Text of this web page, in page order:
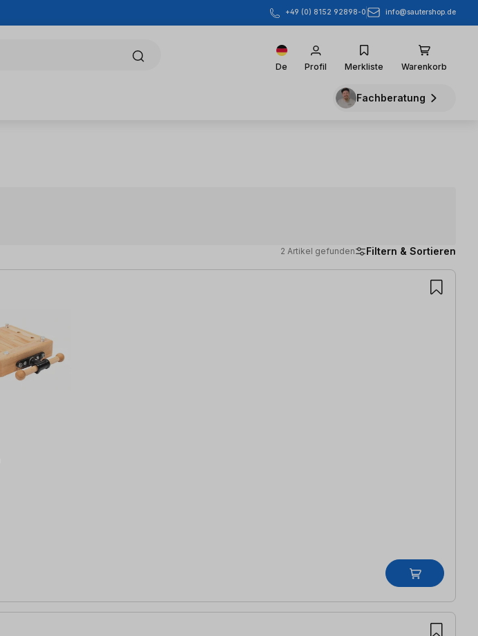
+49 (0) 8152 92898-0 info@sautershop.de
De Profil Merkliste Warenkorb
Fachberatung
2 Artikel gefunden Filtern & Sortieren